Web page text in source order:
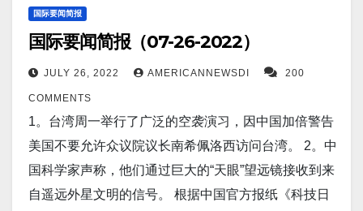
研究人员声称这种”纳米抗体”甚至能够通过脑细胞进
入，并有可能治愈帕金森病。 17。报道称，科学家们
化。 这个想法是每年用飞机向地球大气层喷射反射粒
子。 然后这些粒子会反射太阳光，有效地使太阳变
暗。 一些人认为这可以大大减少气候变化。 但其他人
并不那么相信。 以下是社区广告： 打赏或捐助方式如
下： 1）Venmo 电话号码确认：7414 2).
Zelle 或 Paypal (支付宝） Guzhendi@yahoo.com 衷
《科学转化医学》中。 13。报道称，股市上涨，收盘
为标准普尔 500 指数自2020年11月以来表现最好的月
份。 14。路透社）——美国证券交易委员会周五表
中国公司之一，这推动了这家电子商务巨头的股价在
午盘交易中下跌了约 9%。 15。报道称，卢布目前是
对美元表现最差的市场货币，但俄罗斯对人民币的需
求飙升。卢布在兑美元7 月份迄今已下跌逾 16%。与
称，武汉在新冠病毒重新浮出水面后，100 万人被重新
要求进入世界上最严格的封锁状态。从周三开始，中
国大都市武汉市江夏区的公民被要求遵守三天的“临时
限制”。 9。路透华盛顿/北京7月28日 - 中国国家主席习
近平周四在与美国总统拜登的电话中，警告不要在台
湾问题上玩火，突显北京对美国众议院议长南希佩洛
西可能访问台湾的担忧。中国外交部援引习近平在其
作为领导人的第五次电话会议中对拜登的话说：“玩火
响。 这些动物在服用这种物质后体重减轻、肌肉力量
增加并增加了身体活动——科学家们称之为线粒体解
炎症，并可能对抗虚弱。 7。一个国际团队表示，武汉
华南海鲜批发市场出售的活体动物可能是此次大流行
的源头，而且该病毒不止一次从动物传染给人类。 这
些研究还声称，其它替代COVID-19 起源理论的可能性
极小。 8。一项跨越 20 多年、全球近 1,000 名参与的
试验发现了一个重要结果——患有某些癌症的人，只
包括衰退。 4。报道称，气候变化的倡导者，越来越多
地援引世界末日情景来向拜登总统施压，要求其采取
单方面行动降低温室气体排放，尽管这种说法的根据
格尼医学中心的医生和医学教授兼 Fox News 撰稿
人 Marc Siegel 博士就猴痘病毒表示，这种病毒通常并
不严重，尽管皮疹是“痛苦的”并且“会导致疤痕。 6。乔
·拜登总统的COVID-19 阳性诊断，表明美国政府的“仅
国际要闻简报
国际要闻简报（07-26-2022）
JULY 26, 2022 AMERICANNEWSDI 200
COMMENTS
1。台湾周一举行了广泛的空袭演习，因中国加倍警告
美国不要允许众议院议长南希佩洛西访问台湾。 2。中
国科学家声称，他们通过巨大的“天眼”望远镜接收到来
自遥远外星文明的信号。 根据中国官方报纸《科技日